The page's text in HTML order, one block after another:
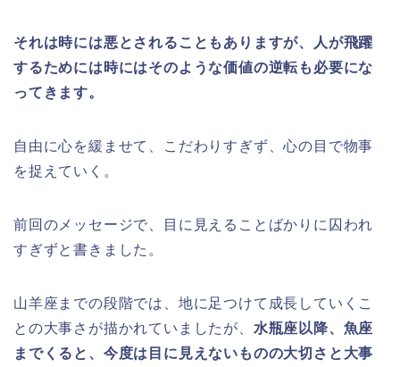
それは時には悪とされることもありますが、人が飛躍
するためには時にはそのような価値の逆転も必要にな
ってきます。
自由に心を緩ませて、こだわりすぎず、心の目で物事
を捉えていく。
前回のメッセージで、目に見えることばかりに囚われ
すぎずと書きました。
山羊座までの段階では、地に足つけて成長していくこ
との大事さが描かれていましたが、 水瓶座以降、魚座
までくると、今度は目に見えないものの大切さと大事